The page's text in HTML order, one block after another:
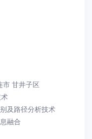
市 甘井子区
及路径分析技术
融合